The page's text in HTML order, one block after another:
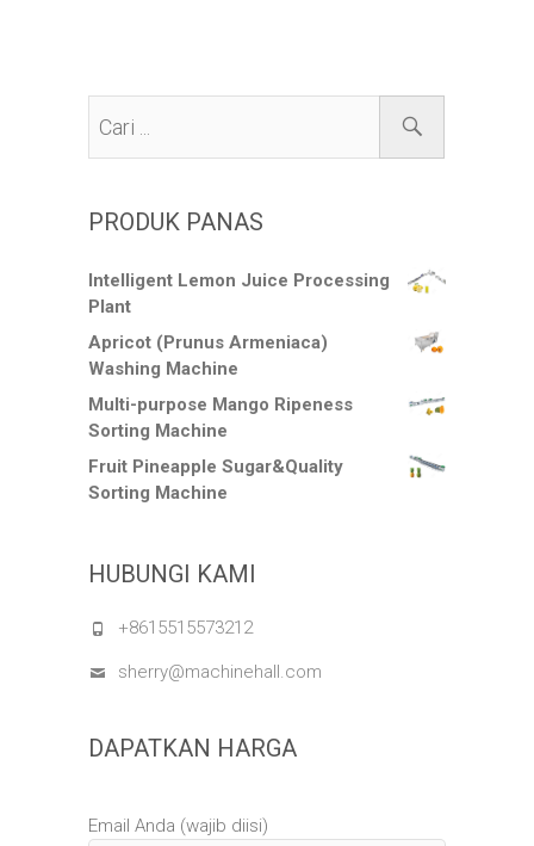
PRODUK PANAS
Intelligent Lemon Juice Processing
Plant
Apricot (Prunus Armeniaca)
Washing Machine
Multi-purpose Mango Ripeness
Sorting Machine
Fruit Pineapple Sugar&Quality
Sorting Machine
HUBUNGI KAMI
+8615515573212
sherry@machinehall.com
DAPATKAN HARGA
Email Anda (wajib diisi)